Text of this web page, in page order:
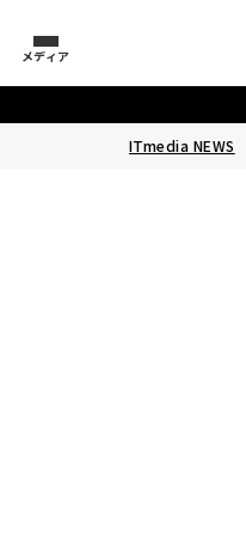
メディア
ITmedia NEWS